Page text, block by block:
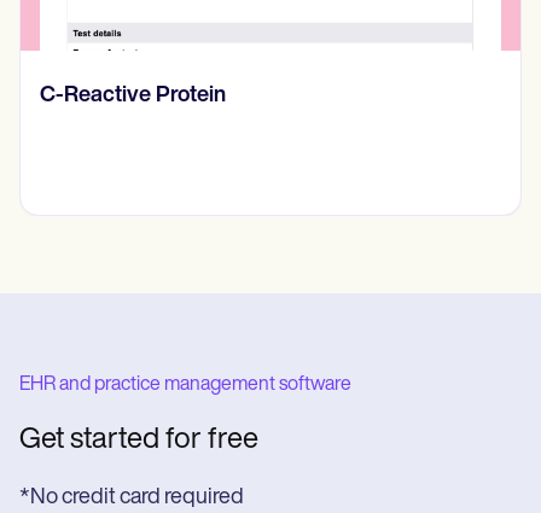
Diario de pensamientos
EHR and practice management software
Get started for free
*No credit card required